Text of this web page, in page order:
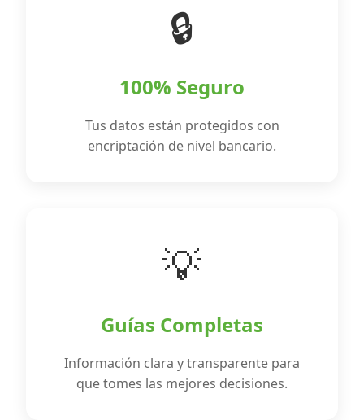
🔒
100% Seguro
Tus datos están protegidos con
encriptación de nivel bancario.
💡
Guías Completas
Información clara y transparente para
que tomes las mejores decisiones.